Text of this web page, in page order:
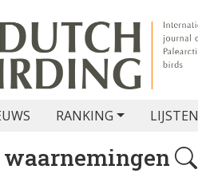
RANKING LIJSTEN
waarnemingen